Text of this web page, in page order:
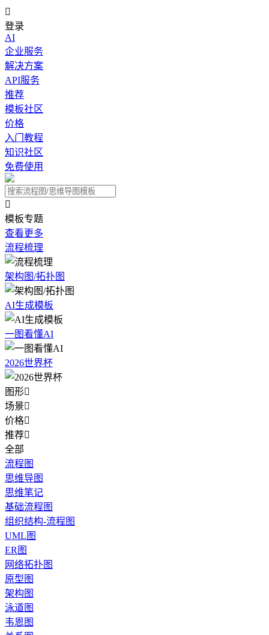

登录
AI
企业服务
解决方案
API服务
推荐
模板社区
价格
入门教程
知识社区
免费使用

模板专题
查看更多
流程梳理
架构图/拓扑图
AI生成模板
一图看懂AI
2026世界杯
图形
场景
价格
推荐
全部
流程图
思维导图
思维笔记
基础流程图
组织结构-流程图
UML图
ER图
网络拓扑图
原型图
架构图
泳道图
韦恩图